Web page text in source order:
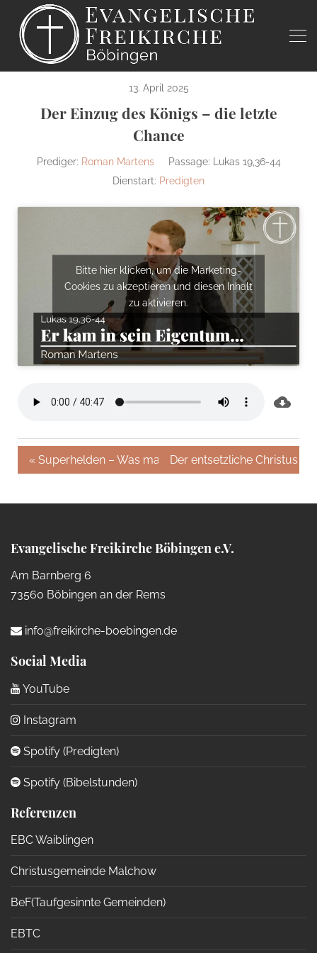
13. April 2025
Der Einzug des Königs – die letzte
Chance
Prediger: Roman Martens Passage:
Lukas 19,36-44
Dienstart: Predigten
Bitte hier klicken, um die Marketing-
Cookies zu akzeptieren und diesen Inhalt
zu aktivieren.
« Superhelden – Was macht einen Helden aus?
Der entsetzliche Christus »
Evangelische Freikirche Böbingen e.V.
Am Barnberg 6
73560 Böbingen an der Rems
info@freikirche-boebingen.de
Social Media
YouTube
Instagram
Spotify (Predigten)
Spotify (Bibelstunden)
Referenzen
EBC Waiblingen
Christusgemeinde Malchow
BeF(Taufgesinnte Gemeinden)
EBTC